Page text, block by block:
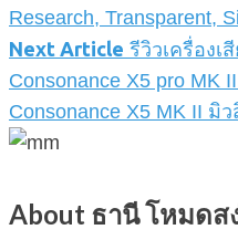
Research, Transparent,
Next Article รีวิวเครื่องเ
Consonance X5 pro MK
Consonance X5 MK II
About ธานี โหมดส